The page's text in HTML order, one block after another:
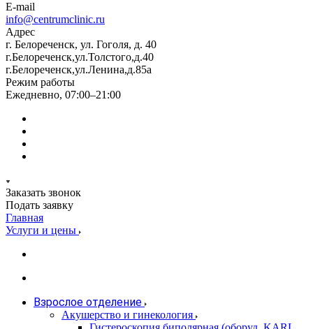
E-mail
info@centrumclinic.ru
Адрес
г. Белореченск, ул. Гоголя, д. 40
г.Белореченск,ул.Толстого,д.40
г.Белореченск,ул.Ленина,д.85а
Режим работы
Ежедневно, 07:00–21:00
Заказать звонок
Подать заявку
Главная
Услуги и цены
Взрослое отделение
Акушерство и гинекология